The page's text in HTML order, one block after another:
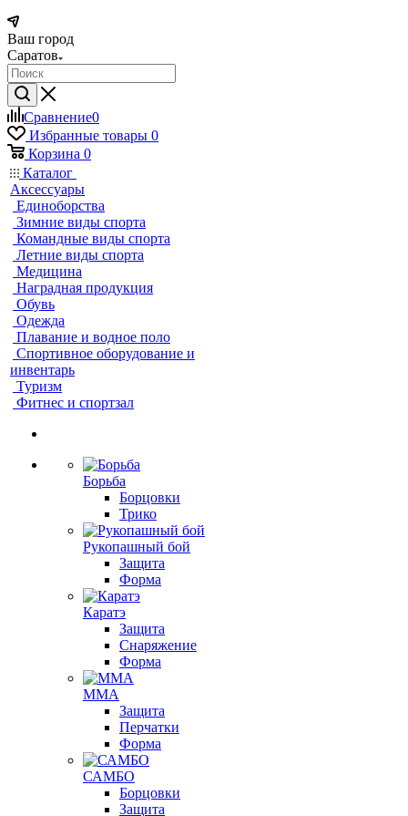
Ваш город
Саратов
Сравнение0
Избранные товары 0
Корзина 0
Каталог
Аксессуары
Единоборства
Зимние виды спорта
Командные виды спорта
Летние виды спорта
Медицина
Наградная продукция
Обувь
Одежда
Плавание и водное поло
Спортивное оборудование и
инвентарь
Туризм
Фитнес и спортзал
Борьба
Борцовки
Трико
Рукопашный бой
Защита
Форма
Каратэ
Защита
Снаряжение
Форма
ММА
Защита
Перчатки
Форма
САМБО
Борцовки
Защита